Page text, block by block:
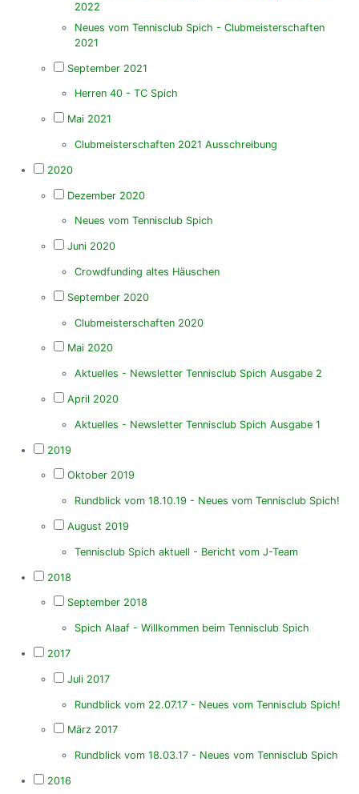
2022
Neues vom Tennisclub Spich - Clubmeisterschaften
2021
September 2021
Herren 40 - TC Spich
Mai 2021
Clubmeisterschaften 2021 Ausschreibung
2020
Dezember 2020
Neues vom Tennisclub Spich
Juni 2020
Crowdfunding altes Häuschen
September 2020
Clubmeisterschaften 2020
Mai 2020
Aktuelles - Newsletter Tennisclub Spich Ausgabe 2
April 2020
Aktuelles - Newsletter Tennisclub Spich Ausgabe 1
2019
Oktober 2019
Rundblick vom 18.10.19 - Neues vom Tennisclub Spich!
August 2019
Tennisclub Spich aktuell - Bericht vom J-Team
2018
September 2018
Spich Alaaf - Willkommen beim Tennisclub Spich
2017
Juli 2017
Rundblick vom 22.07.17 - Neues vom Tennisclub Spich!
März 2017
Rundblick vom 18.03.17 - Neues vom Tennisclub Spich
2016